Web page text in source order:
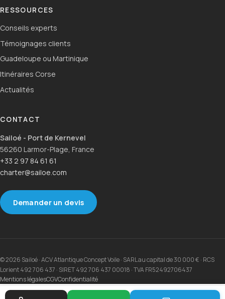
RESSOURCES
Conseils experts
Témoignages clients
Guadeloupe ou Martinique
Itinéraires Corse
Actualités
CONTACT
Sailoé - Port de Kernevel
56260 Larmor-Plage, France
+33 2 97 84 61 61
charter@sailoe.com
Demander un devis
© 2026 Sailoé · ACV Atlantique Concept Voile · SARL au capital de 30 000 € · RCS
Lorient 492 706 437 · SIRET 492 706 437 00018 · TVA FR52492706437
Mentions légalesCGVConfidentialité